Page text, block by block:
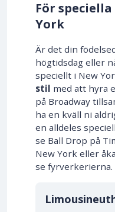
För
York
Är det din
högtidsdag eller
speciellt i New
stil med att hyra
på Broadway
ha en kväll ni
en alldeles
se Ball Drop på
New York eller
se fyrverkerierna.